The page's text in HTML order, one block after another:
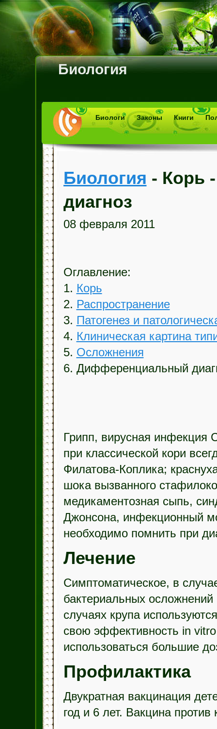
Биология
Биологи Законы Книги
Биология - Корь
диагноз
08 февраля 2011
Оглавление:
1. Корь
2. Распространение
3. Патогенез и
4. Клиническая картина
5. Осложнения
6. Дифференциальный
Грипп, вирусная инфекция
при классической кори
Филатова-Коплика;
шока вызванного
медикаментозная сыпь,
Джонсона, инфекционный
необходимо помнить при
Лечение
Симптоматическое, в
бактериальных
случаях крупа
свою эффективность in
использоваться большие
Профилактика
Двукратная вакцинация
год и 6 лет. Вакцина